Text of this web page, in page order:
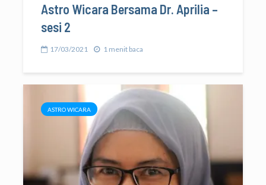
Astro Wicara Bersama Dr. Aprilia –
sesi 2
17/03/2021 1 menit baca
ASTRO WICARA